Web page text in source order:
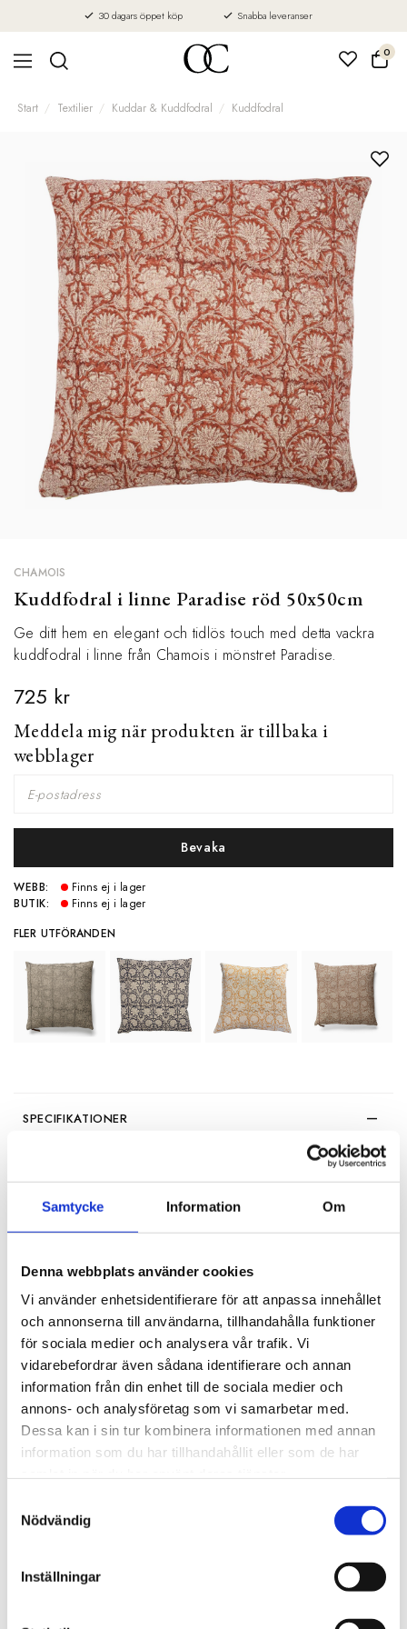
Samtycke Information Om
Denna webbplats använder cookies
Vi använder enhetsidentifierare för att anpassa innehållet
och annonserna till användarna, tillhandahålla funktioner
för sociala medier och analysera vår trafik. Vi
vidarebefordrar även sådana identifierare och annan
information från din enhet till de sociala medier och
annons- och analysföretag som vi samarbetar med.
Dessa kan i sin tur kombinera informationen med annan
information som du har tillhandahållit eller som de har
Nödvändig
Inställningar
30 dagars öppet köp Snabba leveranser
0
Start Textilier Kuddar & Kuddfodral Kuddfodral
CHAMOIS
Kuddfodral i linne Paradise röd 50x50cm
Ge ditt hem en elegant och tidlös touch med detta vackra
kuddfodral i linne från Chamois i mönstret Paradise.
725 kr
Meddela mig när produkten är tillbaka i
webblager
Bevaka
WEBB:
Finns ej i lager
BUTIK:
Finns ej i lager
FLER UTFÖRANDEN
SPECIFIKATIONER
Material
Mönster
Paradise
BESKRIVNING
RECENSIONER
OM CHAMOIS
30 dagars öppet köp - gäller ej företagskunder eller beställningsvaror